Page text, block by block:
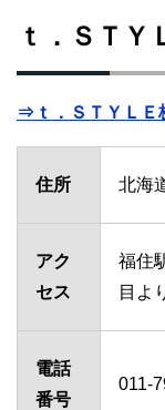
ｔ．ＳＴ
⇒ｔ．ＳＴＹＬＥ
住所 北海
アク
セス
福住
目よ
電話
番号
011-